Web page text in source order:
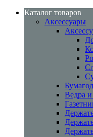
Каталог товаров
Аксессуары
Ведра и